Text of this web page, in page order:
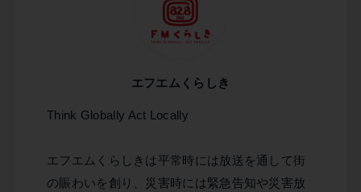
エフエムくらしき
Think Globally Act Locally
エフエムくらしきは平常時には放送を通して街
の賑わいを創り、災害時には緊急告知や災害放